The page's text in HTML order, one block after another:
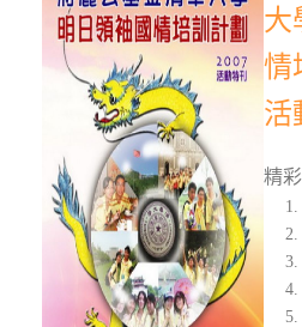
大
情
活
精